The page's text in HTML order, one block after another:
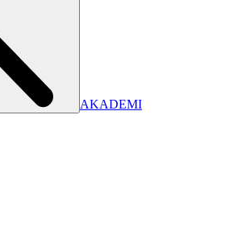
AKADEMI